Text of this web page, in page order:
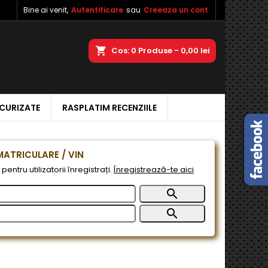
Bine ai venit, Autentificare sau Creeaza un cont
Cos 0 Produse - 0,00 lei
RASPLATIM RECENZIILE
/ VIN
utilizatorii înregistrați. Înregistrează-te aici

